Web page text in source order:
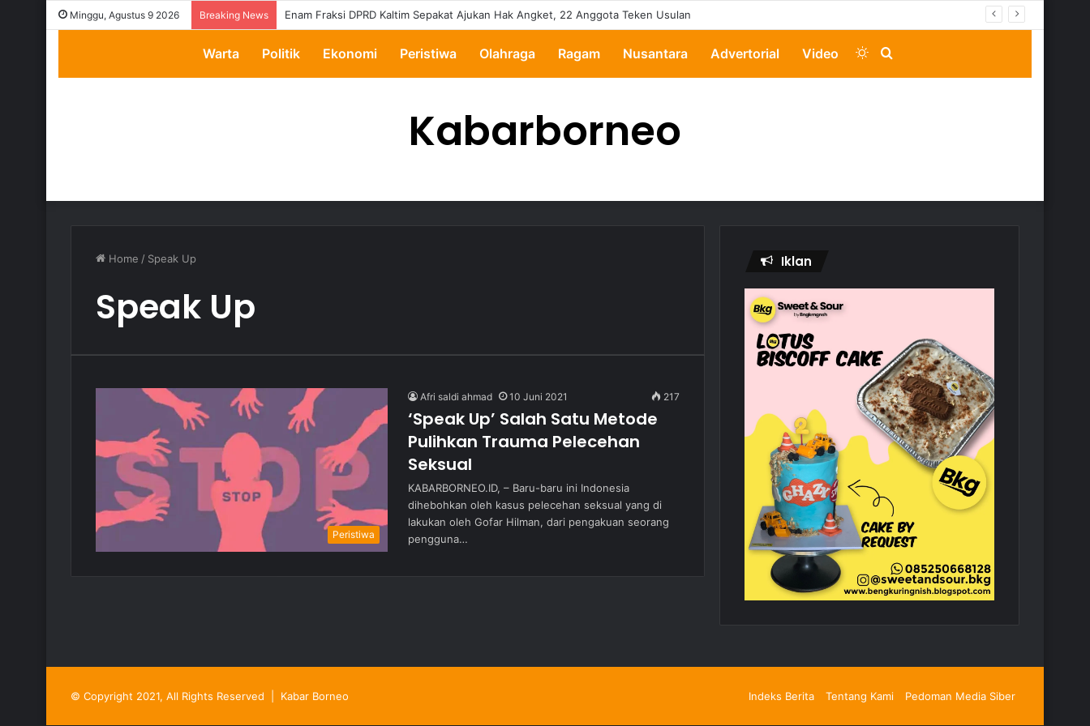
Minggu, Agustus 9 2026 Breaking News Enam Fraksi DPRD Kaltim Sepakat Ajukan Hak Angket, 22 Anggota Teken Usulan
Warta Politik Ekonomi Peristiwa Olahraga Ragam Nusantara Advertorial Video Search
Switch
Kabarborneo
Home / Speak Up
Speak Up
Peristiwa
Afri saldi ahmad 10 Juni 2021 217
‘Speak Up’ Salah Satu Metode
Pulihkan Trauma Pelecehan
Seksual
KABARBORNEO.ID, – Baru-baru ini Indonesia
dihebohkan oleh kasus pelecehan seksual yang di
lakukan oleh Gofar Hilman, dari pengakuan seorang
pengguna…
Iklan
© Copyright 2021, All Rights Reserved | Kabar Borneo Indeks Berita Tentang Kami Pedoman Media Siber